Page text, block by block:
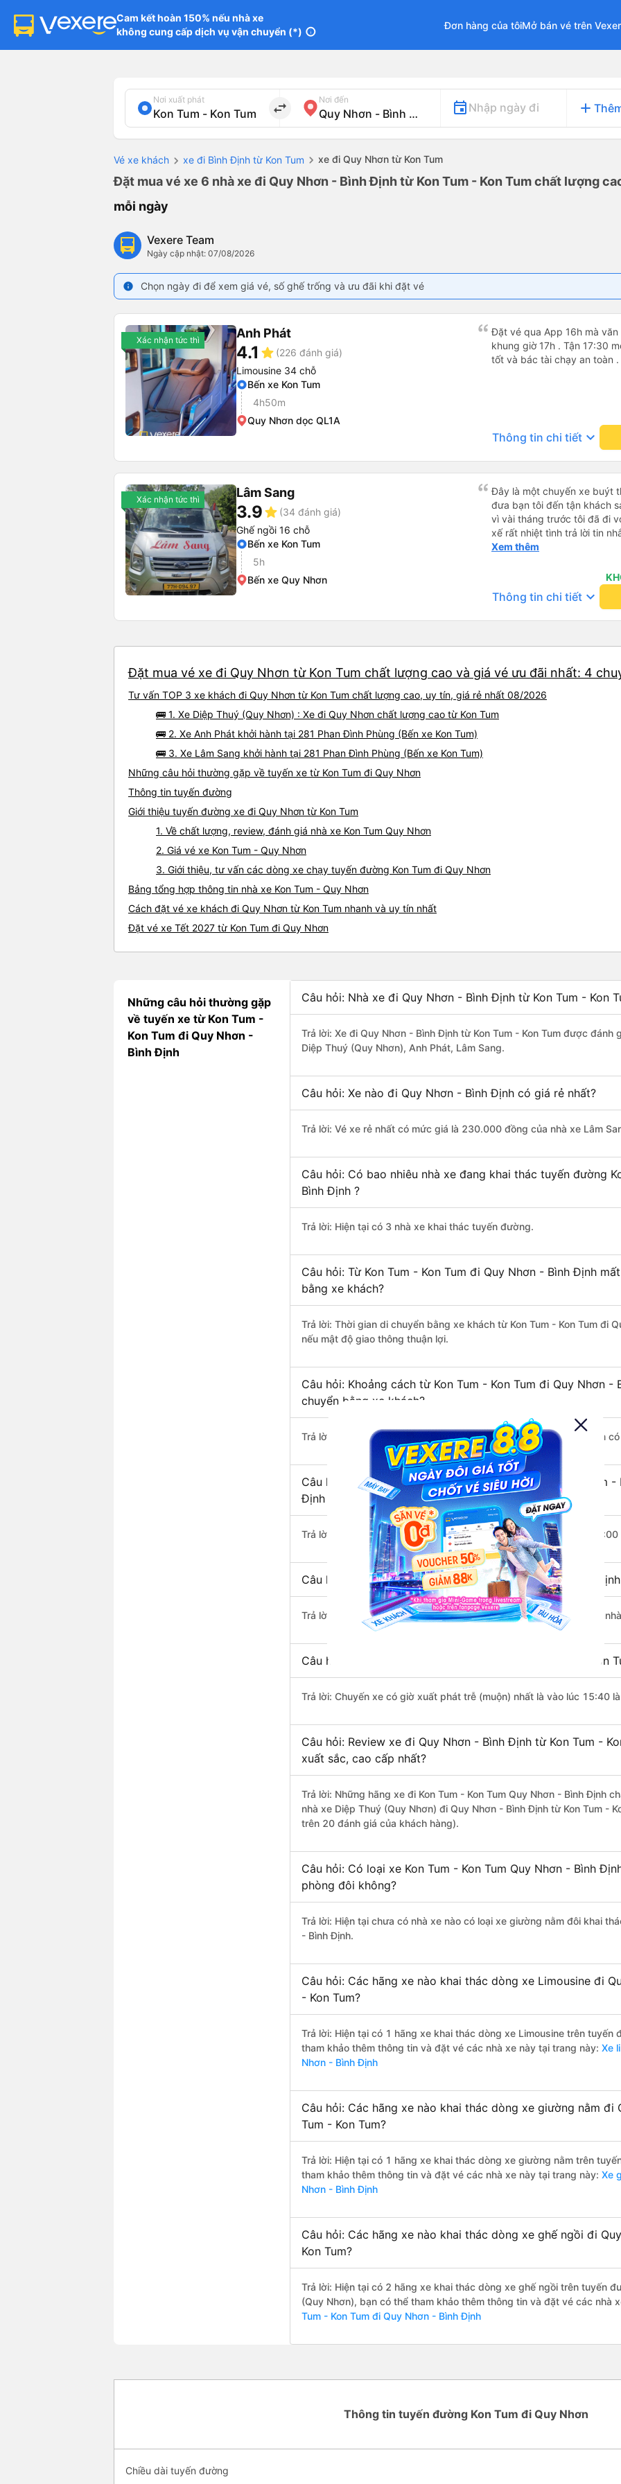
Cam kết hoàn 150% nếu nhà xe
không cung cấp dịch vụ vận chuyển (*) info
Đơn hàng của tôiMở bán vé trên
Nơi xuất phát
import_export
Nơi đến
Nhập ngày đi add
Vé xe khách xe đi Bình Định từ Kon Tum xe đi Quy Nhơn từ Kon Tum
Đặt mua vé xe 6 nhà xe đi Quy Nhơn - Bình Định từ Kon Tum - Kon Tum chất lượng
mỗi ngày
Vexere Team
Ngày cập nhật: 07/08/2026
info Chọn ngày đi để xem giá vé, số ghế trống và ưu đãi khi đặt vé
Xác nhận tức thì Anh Phát
4.1 star (226 đánh giá)
Limousine 34 chỗ
Bến xe Kon Tum
4h50m
Quy Nhơn dọc QL1A
Đặt vé qua App 16h mà
khung giờ 17h . Tận 17:30
tốt và bác tài chạy an toàn .
Thông tin chi tiết keyboard_arrow_down
Xác nhận tức thì Lâm Sang
3.9star (34 đánh giá)
Ghế ngồi 16 chỗ
Bến xe Kon Tum
5h
Bến xe Quy Nhơn
Đây là một chuyến xe buýt
đưa bạn tôi đến tận khách
vì vài tháng trước tôi đã đi
xế rất nhiệt tình trả lời tin
với các lựa chọn khác cho
Xem thêm
Thông tin chi tiết keyboard_arrow_down
Đặt mua vé xe đi Quy Nhơn từ Kon Tum chất lượng cao và giá vé ưu đãi nhất: 4
Tư vấn TOP 3 xe khách đi Quy Nhơn từ Kon Tum chất lượng cao, uy tín, giá rẻ nhất 08/2026
🚌 1. Xe Diệp Thuý (Quy Nhơn) : Xe đi Quy Nhơn chất lượng cao từ Kon Tum
🚌 2. Xe Anh Phát khởi hành tại 281 Phan Đình Phùng (Bến xe Kon Tum)
🚌 3. Xe Lâm Sang khởi hành tại 281 Phan Đình Phùng (Bến xe Kon Tum)
Những câu hỏi thường gặp về tuyến xe từ Kon Tum đi Quy Nhơn
Thông tin tuyến đường
Giới thiệu tuyến đường xe đi Quy Nhơn từ Kon Tum
1. Về chất lượng, review, đánh giá nhà xe Kon Tum Quy Nhơn
2. Giá vé xe Kon Tum - Quy Nhơn
3. Giới thiệu, tư vấn các dòng xe chạy tuyến đường Kon Tum đi Quy Nhơn
Bảng tổng hợp thông tin nhà xe Kon Tum - Quy Nhơn
Cách đặt vé xe khách đi Quy Nhơn từ Kon Tum nhanh và uy tín nhất
Đặt vé xe Tết 2027 từ Kon Tum đi Quy Nhơn
Những câu hỏi thường gặp
về tuyến xe từ Kon Tum -
Kon Tum đi Quy Nhơn -
Bình Định
Câu hỏi: Nhà xe đi Quy Nhơn - Bình Định từ Kon Tum - Kon
Trả lời: Xe đi Quy Nhơn - Bình Định từ Kon Tum - Kon Tum được
Diệp Thuý (Quy Nhơn), Anh Phát, Lâm Sang.
Câu hỏi: Xe nào đi Quy Nhơn - Bình Định có giá rẻ nhất?
Trả lời: Vé xe rẻ nhất có mức giá là 230.000 đồng của nhà xe Lâm
Câu hỏi: Có bao nhiêu nhà xe đang khai thác tuyến đường
Bình Định ?
Trả lời: Hiện tại có 3 nhà xe khai thác tuyến đường.
Câu hỏi: Từ Kon Tum - Kon Tum đi Quy Nhơn - Bình Định
bằng xe khách?
Trả lời: Thời gian di chuyển bằng xe khách từ Kon Tum - Kon Tum đi
nếu mật độ giao thông thuận lợi.
Câu hỏi: Khoảng cách từ Kon Tum - Kon Tum đi Quy Nhơn
chuyển bằng xe khách?
Trả lời: Đoạn đường đi Quy Nhơn - Bình Định từ Kon Tum - Kon Tum
Câu hỏi: Mỗi ngày có bao nhiêu chuyến xe khách Kon Tum
Định ?
Trả lời: Trung bình mỗi ngày có khoảng 4 chuyến xe bắt đầu từ
Câu hỏi: Nhà xe đi Kon Tum - Kon Tum Quy Nhơn - Bình
Trả lời: Chuyến xe có giờ xuất phát sớm nhất vào lúc 13:00 là của
Câu hỏi: Nhà xe đi Quy Nhơn - Bình Định từ Kon Tum - Kon
Trả lời: Chuyến xe có giờ xuất phát trễ (muộn) nhất là vào lúc 15:40
Câu hỏi: Review xe đi Quy Nhơn - Bình Định từ Kon Tum -
xuất sắc, cao cấp nhất?
Trả lời: Những hãng xe đi Kon Tum - Kon Tum Quy Nhơn - Bình Định
nhà xe Diệp Thuý (Quy Nhơn) đi Quy Nhơn - Bình Định từ Kon Tum -
trên 20 đánh giá của khách hàng).
Câu hỏi: Có loại xe Kon Tum - Kon Tum Quy Nhơn - Bình
phòng đôi không?
Trả lời: Hiện tại chưa có nhà xe nào có loại xe giường nằm đôi khai
- Bình Định.
Câu hỏi: Các hãng xe nào khai thác dòng xe Limousine đi
- Kon Tum?
Trả lời: Hiện tại có 1 hãng xe khai thác dòng xe Limousine trên tuyến
tham khảo thêm thông tin và đặt vé các nhà xe này tại trang này: Xe
Nhơn - Bình Định
Câu hỏi: Các hãng xe nào khai thác dòng xe giường nằm đi
Tum - Kon Tum?
Trả lời: Hiện tại có 1 hãng xe khai thác dòng xe giường nằm trên
tham khảo thêm thông tin và đặt vé các nhà xe này tại trang này: Xe
Nhơn - Bình Định
Câu hỏi: Các hãng xe nào khai thác dòng xe ghế ngồi đi
Kon Tum?
Trả lời: Hiện tại có 2 hãng xe khai thác dòng xe ghế ngồi trên tuyến
(Quy Nhơn), bạn có thể tham khảo thêm thông tin và đặt vé các nhà
Tum - Kon Tum đi Quy Nhơn - Bình Định
Thông tin tuyến đường Kon Tum đi Quy Nhơn
Chiều dài tuyến đường